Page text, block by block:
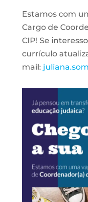
Estamos com
Cargo de
CIP! Se
currículo
mail: